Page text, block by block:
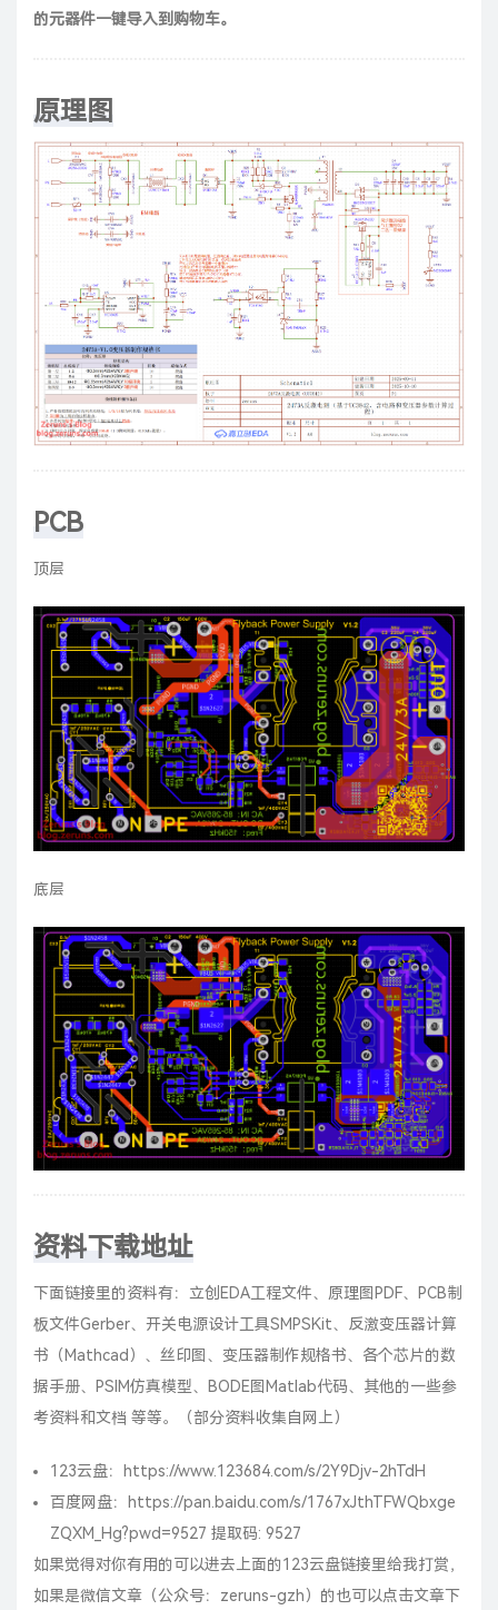
的元器件一键导入到购物车。
原理图
PCB
顶层
底层
资料下载地址
下面链接里的资料有：立创EDA工程文件、原理图PDF、PCB制
板文件Gerber、开关电源设计工具SMPSKit、反激变压器计算
书（Mathcad）、丝印图、变压器制作规格书、各个芯片的数
据手册、PSIM仿真模型、BODE图Matlab代码、其他的一些参
考资料和文档 等等。（部分资料收集自网上）
123云盘：
https://www.123684.com/s/2Y9Djv-2hTdH
百度网盘：
https://pan.baidu.com/s/1767xJthTFWQbxge
ZQXM_Hg?pwd=9527 提取码: 9527
如果觉得对你有用的可以进去上面的123云盘链接里给我打赏，
如果是微信文章（公众号：zeruns-gzh）的也可以点击文章下